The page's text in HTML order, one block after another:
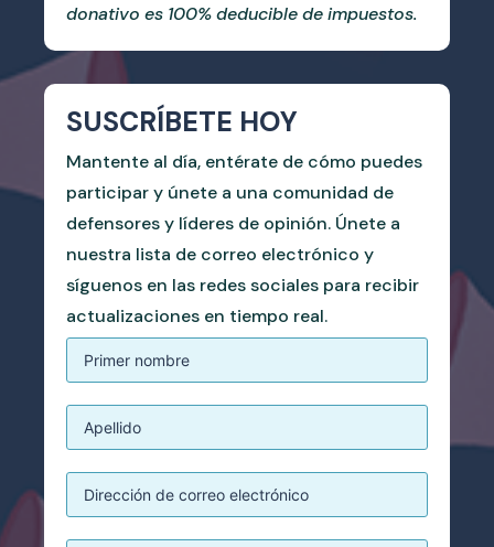
donativo es 100% deducible de impuestos.
SUSCRÍBETE HOY
Mantente al día, entérate de cómo puedes
participar y únete a una comunidad de
defensores y líderes de opinión. Únete a
nuestra lista de correo electrónico y
síguenos en las redes sociales para recibir
actualizaciones en tiempo real.